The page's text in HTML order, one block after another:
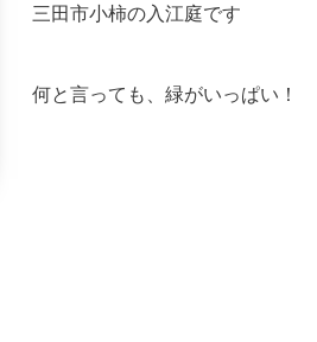
三田市小柿の入江庭です
何と言っても、緑がいっぱい！